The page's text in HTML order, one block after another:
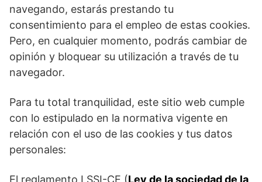
navegando, estarás prestando tu
consentimiento para el empleo de estas cookies.
Pero, en cualquier momento, podrás cambiar de
opinión y bloquear su utilización a través de tu
navegador.
Para tu total tranquilidad, este sitio web cumple
con lo estipulado en la normativa vigente en
relación con el uso de las cookies y tus datos
personales:
El reglamento LSSI-CE (Ley de la sociedad de la